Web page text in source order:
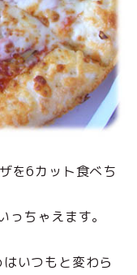
を6カット食べち
ちゃえます。
いつもと変わら